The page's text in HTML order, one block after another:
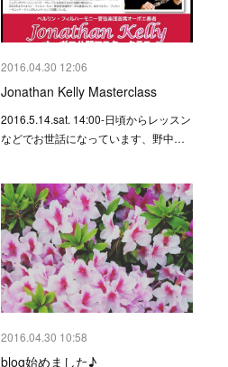
2016.04.30 12:06
Jonathan Kelly Masterclass
2016.5.14.sat. 14:00-日頃からレッスン
などでお世話になっています、野中…
2016.04.30 10:58
blog始めました♪